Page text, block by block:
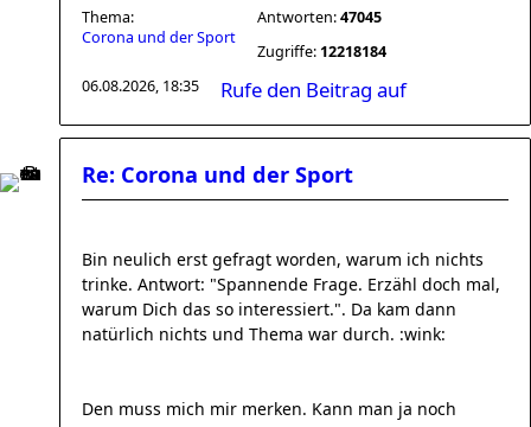
Thema:
Corona und der Sport
Antworten:47045
Zugriffe: 12218184
06.08.2026, 18:35
Rufe den Beitrag auf
Re: Corona und der Sport
Bin neulich erst gefragt worden, warum ich nichts
trinke. Antwort: "Spannende Frage. Erzähl doch mal,
warum Dich das so interessiert.". Da kam dann
natürlich nichts und Thema war durch. :wink:
Den muss mich mir merken. Kann man ja noch